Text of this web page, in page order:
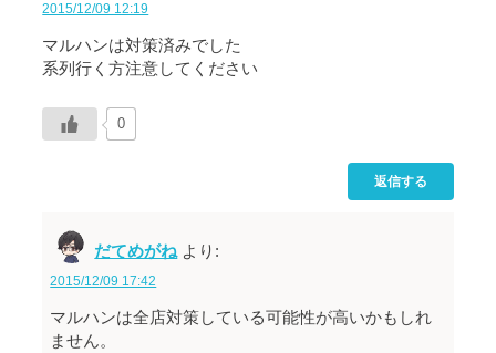
2015/12/09 12:19
マルハンは対策済みでした
系列行く方注意してください
0
返信する
だてめがね より:
2015/12/09 17:42
マルハンは全店対策している可能性が高いかもしれ
ません。